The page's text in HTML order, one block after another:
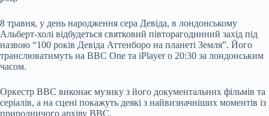
8 травня, у день народження сера Девіда, в лондонському
Альберт-холі відбудеться святковий півторагодинний захід під
назвою “100 років Девіда Аттенборо на планеті Земля”. Його
транслюватимуть на BBC One та iPlayer о 20:30 за лондонським
часом.
Оркестр ВВС виконає музику з його документальних фільмів та
серіалів, а на сцені покажуть деякі з найвизначніших моментів із
природничого архіву ВВС.